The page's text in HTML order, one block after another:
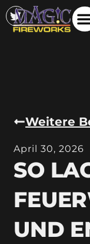
Weitere
April 30, 2026
SO
UND